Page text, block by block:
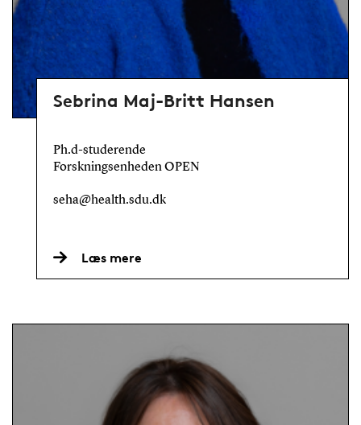
Sebrina Maj-Britt Hansen
Ph.d-studerende
Forskningsenheden OPEN
seha@health.sdu.dk
Læs mere